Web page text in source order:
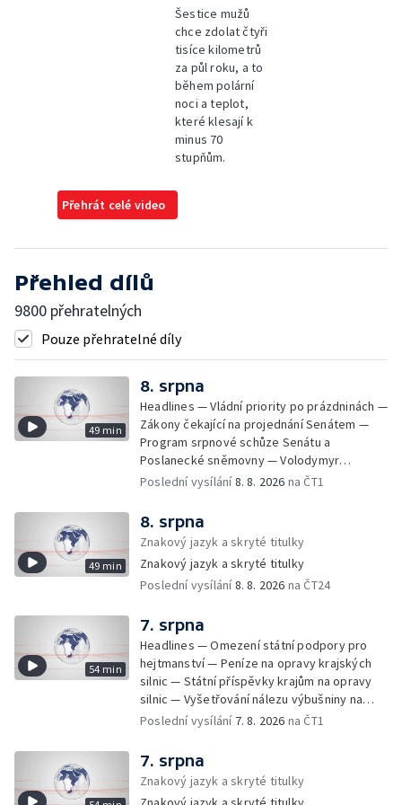
Šestice mužů
chce zdolat čtyři
tisíce kilometrů
za půl roku, a to
během polární
noci a teplot,
které klesají k
minus 70
stupňům.
Přehrát celé video
Přehled dílů
9800 přehratelných
Pouze přehratelné díly
49 min
8. srpna
Headlines — Vládní priority po prázdninách —
Zákony čekající na projednání Senátem —
Program srpnové schůze Senátu a
Poslanecké sněmovny — Volodymyr
Zelenskyj jednal poprvé v Bělehradě —
provoz nelegálních domovů pro seniory —
Populace Česka stárne — Čekací lhůty na
přijetí do domovů pro seniory — Tisza
vybrala kandidáta na prezidenta — Tréninky
soutěžních párů StarDance — Následky
Prahou prošel průvod hrdosti na podporu
sexuálních menšin — Snazší vrácení zboží —
Pátrání na jezeře Most — Bezpečnost na
paddleboardech — Češi hledají chladnější
destinace — Kolik zaplatí Češi za dovolenou
— Cestování se zvířaty — Turistický nápor na
Šumavu — Demolice budovy ve Zlíně —
ministr spravedlnosti USA — Španělsko
zpřísnilo kontroly na hranicích — Česko
zaostává v obnovitelných zdrojích —
Poslední vysílání8. 8. 2026 na ČT1
49 min
8. srpna
Znakový jazyk a skryté titulky
Znakový jazyk a skryté titulky
Poslední vysílání8. 8. 2026 na ČT24
54 min
7. srpna
Headlines — Omezení státní podpory pro
hejtmanství — Peníze na opravy krajských
silnic — Státní příspěvky krajům na opravy
silnic — Vyšetřování nálezu výbušniny na
letišti v Lipsku — Pasové kontroly spojů mezi
budovy ve Zlíně — Pohřeb Milana Knížáka —
Obvinění v kauze Správy železnic — Tržby
ve službách vzrostly — Další útoku
Poslední vysílání 7. 8. 2026 na ČT1
7. srpna
Znakový jazyk a skryté titulky